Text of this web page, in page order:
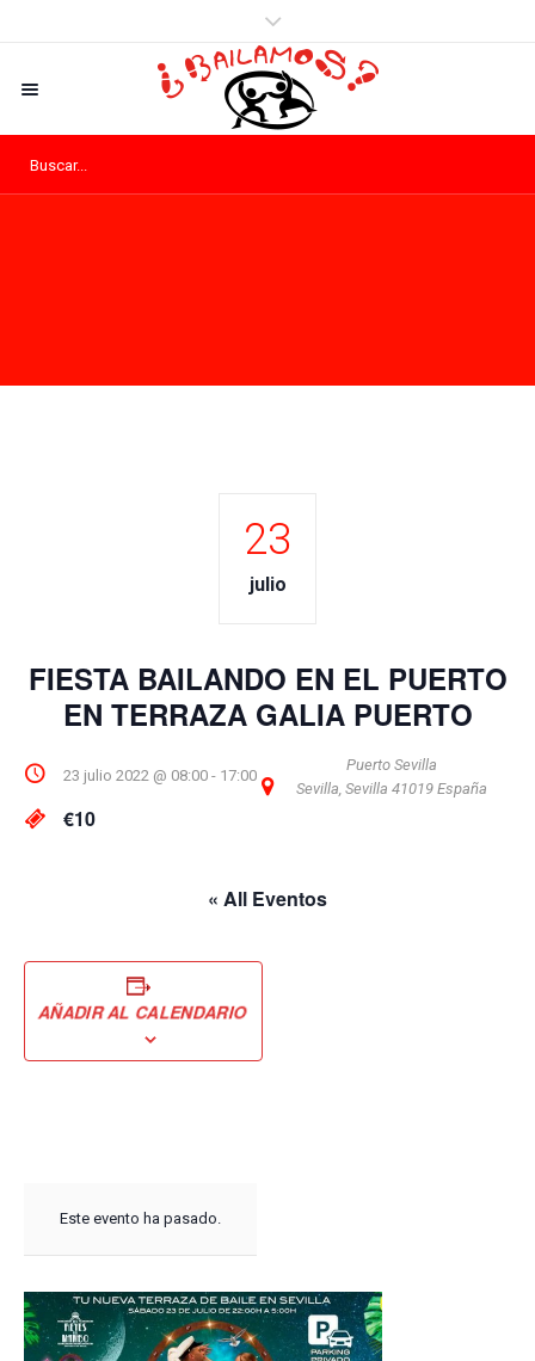
23
julio
FIESTA BAILANDO EN EL PUERTO
EN TERRAZA GALIA PUERTO
23 julio 2022 @ 08:00 - 17:00
Puerto Sevilla
Sevilla, Sevilla 41019 España
€10
« All Eventos
AÑADIR AL CALENDARIO
Este evento ha pasado.